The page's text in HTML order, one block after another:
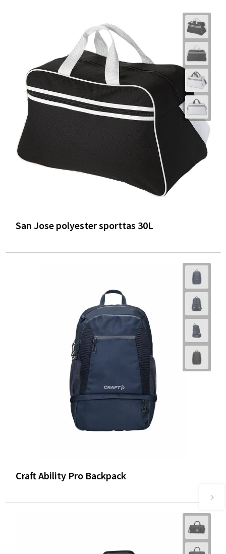
San Jose polyester sporttas 30L
Craft Ability Pro Backpack